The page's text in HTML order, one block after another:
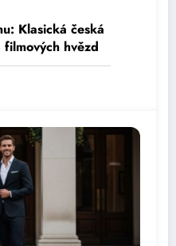
Klasická česká
hvězd